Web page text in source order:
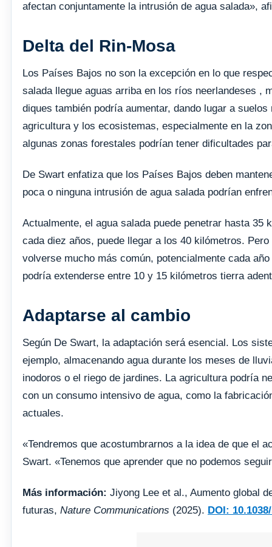
afectan conjuntamente la intrusión de agua salada»,
Delta del Rin-Mosa
Los Países Bajos no son la excepción en lo que
salada llegue aguas arriba en los ríos neerlandeses ,
diques también podría aumentar, dando lugar a
agricultura y los ecosistemas, especialmente en la
algunas zonas forestales podrían tener dificultades
De Swart enfatiza que los Países Bajos deben
poca o ninguna intrusión de agua salada podrían
Actualmente, el agua salada puede penetrar hasta
cada diez años, puede llegar a los 40 kilómetros.
volverse mucho más común, potencialmente cada
podría extenderse entre 10 y 15 kilómetros tierra
Adaptarse al cambio
Según De Swart, la adaptación será esencial. Los
ejemplo, almacenando agua durante los meses de
inodoros o el riego de jardines. La agricultura podría
con un consumo intensivo de agua, como la
actuales.
«Tendremos que acostumbrarnos a la idea de que el
Swart. «Tenemos que aprender que no podemos
Más información: Jiyong Lee et al., Aumento global
futuras, Nature Communications (2025). DOI: